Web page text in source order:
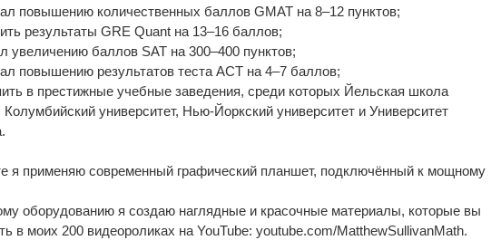
повышению количественных баллов GMAT на 8–12 пунктов;
результаты GRE Quant на 13–16 баллов;
увеличению баллов SAT на 300–400 пунктов;
повышению результатов теста ACT на 4–7 баллов;
в престижные учебные заведения, среди которых Йельская школа
университет, Нью-Йоркский университет и Университет
я применяю современный графический планшет, подключённый к мощному
оборудованию я создаю наглядные и красочные материалы, которые вы
в моих 200 видеороликах на YouTube: youtube.com/MatthewSullivanMath.